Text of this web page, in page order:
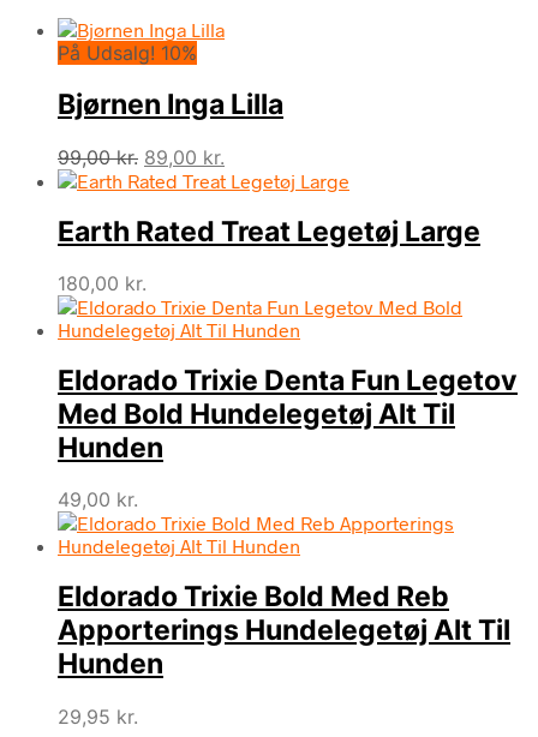
På Udsalg! 10%
Bjørnen Inga Lilla
99,00kr. Den
oprindelige
var:
99,00 kr..
89,00 kr.
aktuelle
er:
89,00 kr..
Earth Rated Treat Legetøj Large
180,00 kr.
Eldorado Trixie Denta Fun Legetov
Med Bold Hundelegetøj Alt Til
Hunden
49,00 kr.
Eldorado Trixie Bold Med Reb
Apporterings Hundelegetøj Alt Til
Hunden
29,95 kr.